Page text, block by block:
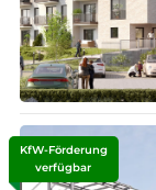
KfW-Förderung
verfügbar